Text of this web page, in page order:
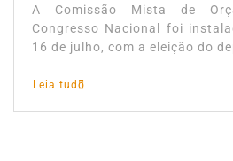
A Comissão Mista de
Congresso Nacional foi
16 de julho, com a eleição do
Leia tudo